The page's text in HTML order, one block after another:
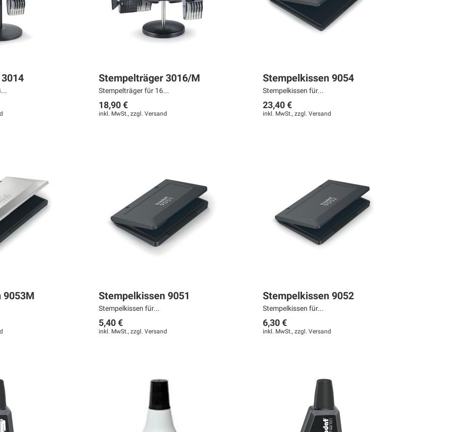
Stempelträger 3016/M
Stempelträger für 16...
18,90 €
inkl. MwSt., zzgl. Versand
Stempelkissen 9054
Stempelkissen für...
23,40 €
inkl. MwSt., zzgl. Versand
9053M Stempelkissen 9051
Stempelkissen für...
5,40 €
inkl. MwSt., zzgl. Versand
Stempelkissen 9052
Stempelkissen für...
6,30 €
inkl. MwSt., zzgl. Versand